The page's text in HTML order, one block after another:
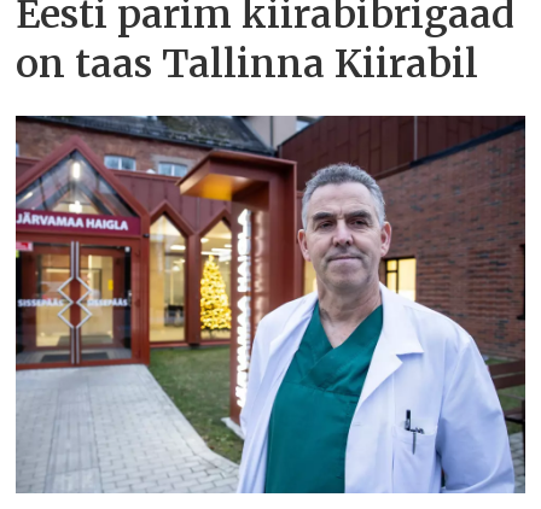
Eesti parim kiirabibrigaad
on taas Tallinna Kiirabil